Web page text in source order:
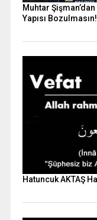
Muhtar
Yapısı
Hatuncuk AKTAŞ